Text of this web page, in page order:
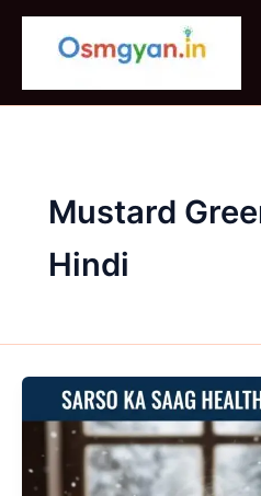
Skip
Mustard
Hindi
Sarso
Ka
Saag
Health